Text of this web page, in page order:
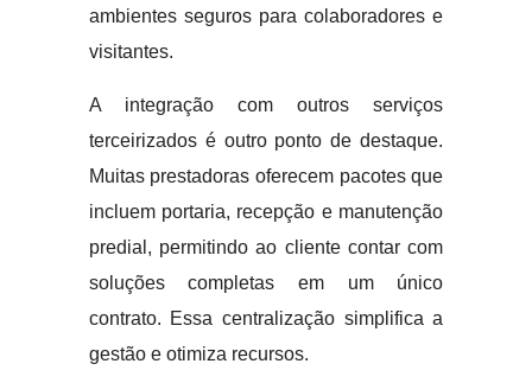
ambientes seguros para colaboradores e
visitantes.
A integração com outros serviços
terceirizados é outro ponto de destaque.
Muitas prestadoras oferecem pacotes que
incluem portaria, recepção e manutenção
predial, permitindo ao cliente contar com
soluções completas em um único
contrato. Essa centralização simplifica a
gestão e otimiza recursos.